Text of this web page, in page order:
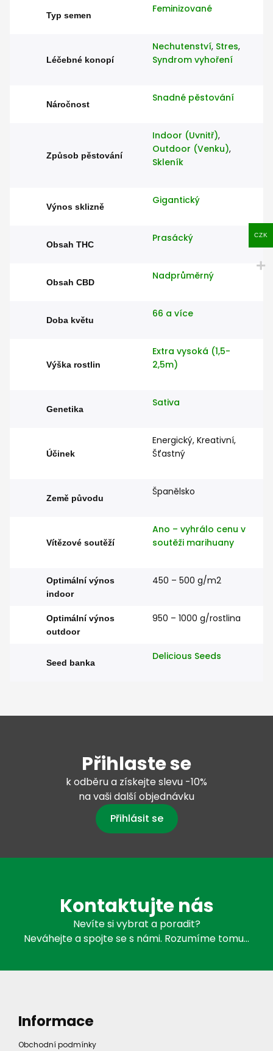
Typ semen
Feminizované
Léčebné konopí
Nechutenství, Stres,
Syndrom vyhoření
Náročnost
Snadné pěstování
Způsob pěstování
Indoor (Uvnitř),
Outdoor (Venku),
Skleník
Výnos sklizně
Gigantický
Obsah THC
Prasácký
Obsah CBD
Nadprůměrný
Doba květu
66 a více
Výška rostlin
Extra vysoká (1,5-
2,5m)
Genetika
Sativa
Účinek
Energický, Kreativní,
Šťastný
Země původu
Španělsko
Vítězové soutěží
Ano – vyhrálo cenu v
soutěži marihuany
Optimální výnos
indoor
450 – 500 g/m2
Optimální výnos
outdoor
950 – 1000 g/rostlina
Seed banka
Delicious Seeds
Přihlaste se
k odběru a získejte slevu -10%
na vaši další objednávku
Přihlásit se
Kontaktujte nás
Nevíte si vybrat a poradit?
Neváhejte a spojte se s námi. Rozumíme tomu…
Informace
Obchodní podmínky
CZK